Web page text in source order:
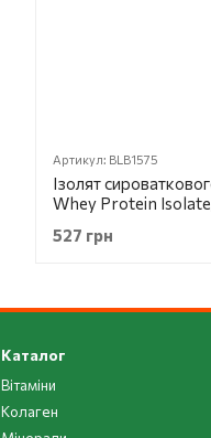
Артикул: BLB1575
Ізолят
Whey Protein
527 грн
Каталог
Вітаміни
Колаген